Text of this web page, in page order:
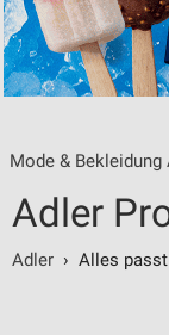
Mode & Bekleidung
Adler
Adler › Alles